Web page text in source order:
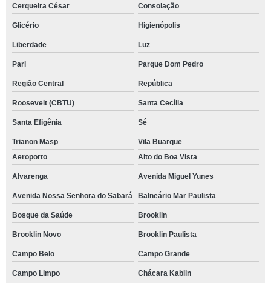
Cerqueira César Consolação
Glicério Higienópolis
Liberdade Luz
Pari Parque Dom Pedro
Região Central República
Roosevelt (CBTU) Santa Cecília
Santa Efigênia Sé
Trianon Masp
Vila Buarque
Aeroporto
Alto do Boa Vista
Alvarenga Avenida Miguel Yunes
Avenida Nossa Senhora do Sabará Balneário Mar Paulista
Bosque da Saúde Brooklin
Brooklin Novo Brooklin Paulista
Campo Belo Campo Grande
Campo Limpo Chácara Kablin